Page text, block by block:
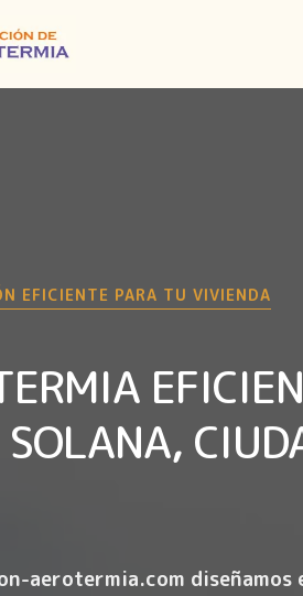
EFICIENTE PARA TU VIVIENDA
aerotermia.com diseñamos